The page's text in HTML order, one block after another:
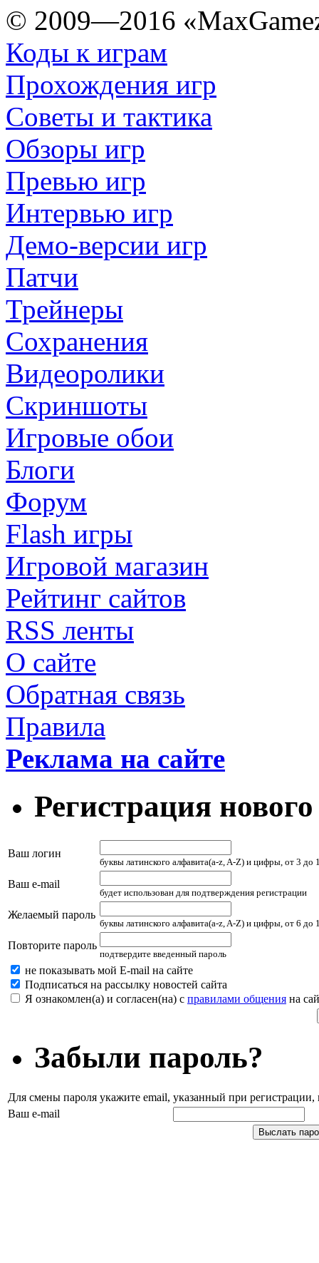
© 2009—2016
Коды к играм
Прохождения игр
Советы и тактика
Обзоры игр
Превью игр
Интервью игр
Демо-версии игр
Патчи
Трейнеры
Сохранения
Видеоролики
Скриншоты
Игровые обои
Блоги
Форум
Flash игры
Игровой магазин
Рейтинг сайтов
RSS ленты
О сайте
Обратная связь
Правила
Реклама на сайте
Регистрация
Ваш логин
буквы латинского алфавита(a-z, A-Z) и цифры, от 3 до
Ваш e-mail
будет использован для подтверждения регистрации
Желаемый пароль
буквы латинского алфавита(a-z, A-Z) и цифры, от 6 до
Повторите пароль
подтвердите введенный пароль
не показывать мой E-mail на сайте
Подписаться на рассылку новостей сайта
Я ознакомлен(а) и согласен(на) с правилами общения на
Забыли пароль?
Для смены пароля укажите email, указанный при
Ваш e-mail